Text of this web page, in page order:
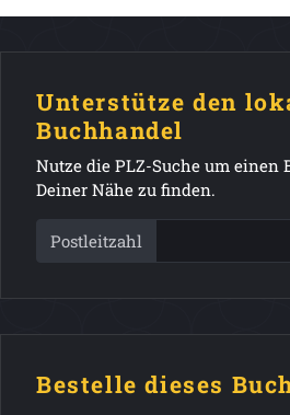
Unterstütze den
Buchhandel
Nutze die PLZ-Suche um einen
Deiner Nähe zu finden.
Postleitzahl
Bestelle dieses